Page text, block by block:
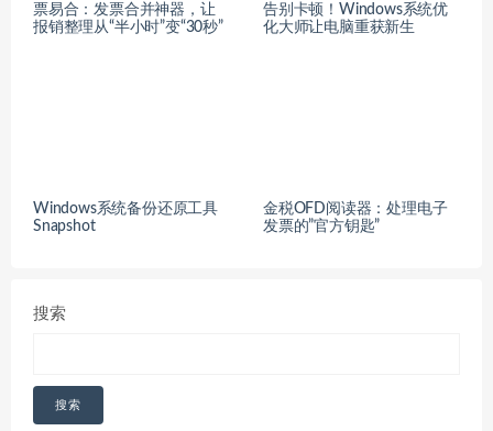
票易合：发票合并神器，让
报销整理从“半小时”变“30秒”
告别卡顿！Windows系统优
化大师让电脑重获新生
Windows系统备份还原工具
Snapshot
金税OFD阅读器：处理电子
发票的”官方钥匙”
搜索
搜索